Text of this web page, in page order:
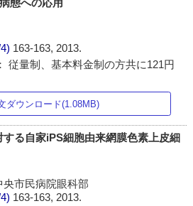
163-163, 2013.
従量制、基本料金制の方共に121円
ダウンロード(1.08MB)
る自家iPS細胞由来網膜色素上皮細
市民病院眼科部
163-163, 2013.